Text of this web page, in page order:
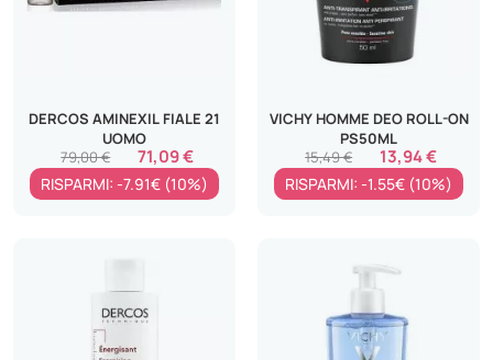
DERCOS AMINEXIL FIALE 21
UOMO
71,09 €
79,00 €
RISPARMI: -7.91€ (10%)
VICHY HOMME DEO ROLL-ON
PS50ML
13,94 €
15,49 €
RISPARMI: -1.55€ (10%)